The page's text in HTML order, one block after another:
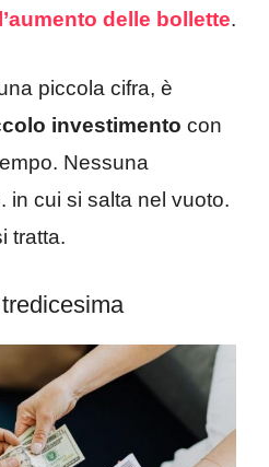
delle bollette.
piccola cifra, è
investimento con
Nessuna
in cui si salta nel vuoto.
tratta.